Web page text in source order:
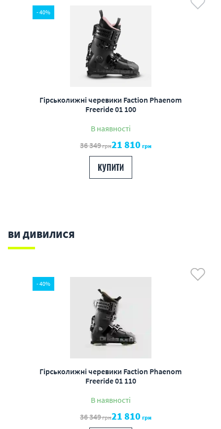
- 40%
Гірськолижні черевики Faction Phaenom
Freeride 01 100
В наявності
36 349грн21 810грн
КУПИТИ
ВИ ДИВИЛИСЯ
- 40%
Гірськолижні черевики Faction Phaenom
Freeride 01 110
В наявності
36 349грн21 810грн